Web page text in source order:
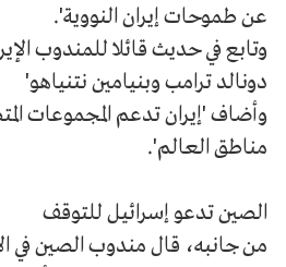
عن طموحات إيران النووية'.
وتابع في حديث قائلا للمندوب
دونالد ترامب وبنيامين نتنياهو'
وأضاف 'إيران تدعم المجموعات
مناطق العالم'.
الصين تدعو إسرائيل للتوقف
من جانبه، قال مندوب الصين في